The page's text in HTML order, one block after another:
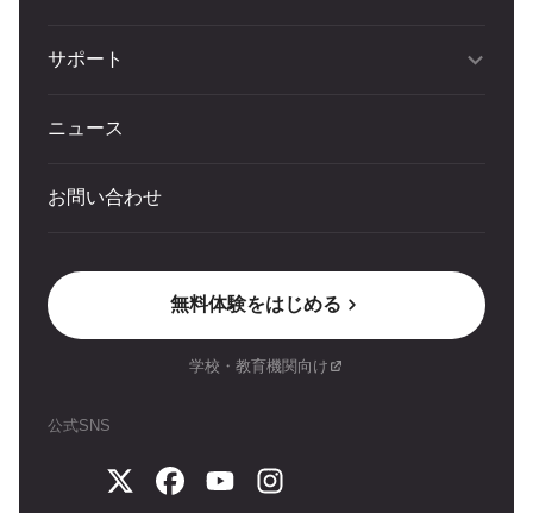
サポート
ニュース
お問い合わせ
無料体験をはじめる
学校・教育機関向け
公式SNS